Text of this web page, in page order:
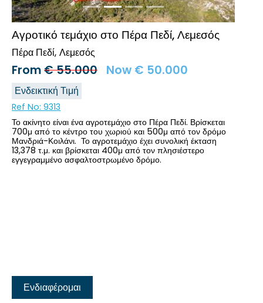
Αγροτικό τεμάχιο στο Πέρα Πεδί, Λεμεσός
Πέρα Πεδί Λεμεσός
From€55.000 Now € 50.000
Ενδεικτική Τιμή
Ref No: 9313
Το ακίνητο είναι ένα αγροτεμάχιο στο Πέρα Πεδί. Βρίσκεται
700μ από το κέντρο του χωριού και 500μ από τον δρόμο
Μανδριά-Κοιλάνι. Το αγροτεμάχιο έχει συνολική έκταση
13,378 τ.μ. και βρίσκεται 400μ από τον πλησιέστερο
εγγεγραμμένο ασφαλτοστρωμένο δρόμο.
Ενδιαφέρομαι